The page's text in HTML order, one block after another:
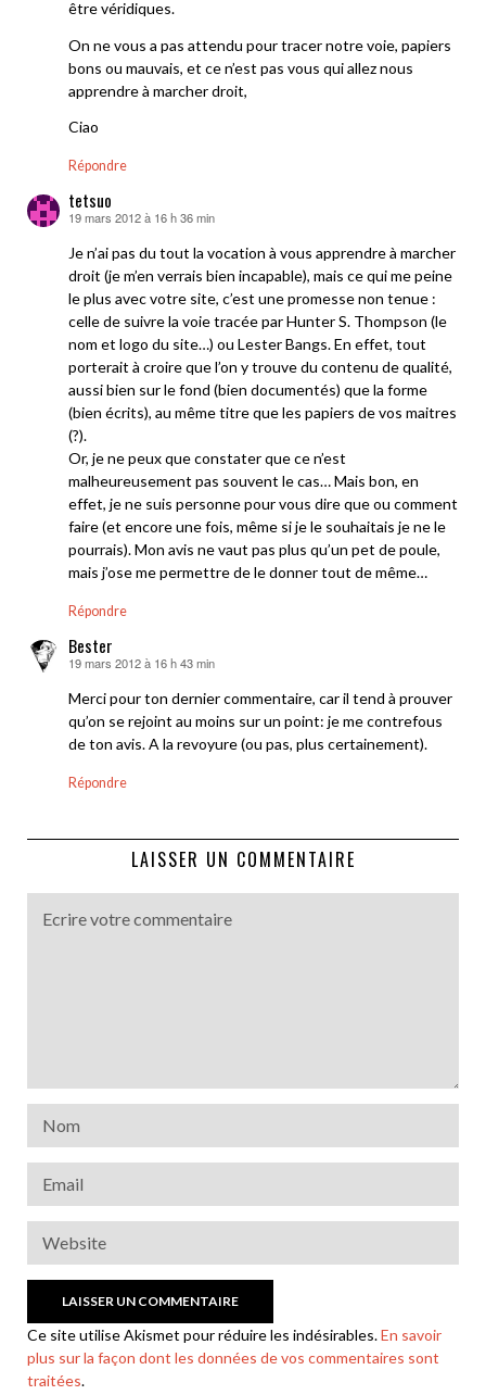
être véridiques.
On ne vous a pas attendu pour tracer notre voie, papiers
bons ou mauvais, et ce n’est pas vous qui allez nous
apprendre à marcher droit,
Ciao
Répondre
tetsuo
dit :
19 mars 2012 à 16 h 36 min
Je n’ai pas du tout la vocation à vous apprendre à marcher
droit (je m’en verrais bien incapable), mais ce qui me peine
le plus avec votre site, c’est une promesse non tenue :
celle de suivre la voie tracée par Hunter S. Thompson (le
nom et logo du site…) ou Lester Bangs. En effet, tout
porterait à croire que l’on y trouve du contenu de qualité,
aussi bien sur le fond (bien documentés) que la forme
(bien écrits), au même titre que les papiers de vos maitres
(?).
Or, je ne peux que constater que ce n’est
malheureusement pas souvent le cas… Mais bon, en
effet, je ne suis personne pour vous dire que ou comment
faire (et encore une fois, même si je le souhaitais je ne le
pourrais). Mon avis ne vaut pas plus qu’un pet de poule,
mais j’ose me permettre de le donner tout de même…
Répondre
Bester
dit :
19 mars 2012 à 16 h 43 min
Merci pour ton dernier commentaire, car il tend à prouver
qu’on se rejoint au moins sur un point: je me contrefous
de ton avis. A la revoyure (ou pas, plus certainement).
Répondre
LAISSER UN COMMENTAIRE
Ce site utilise Akismet pour réduire les indésirables.En savoir
plus sur la façon dont les données de vos commentaires sont
traitées.